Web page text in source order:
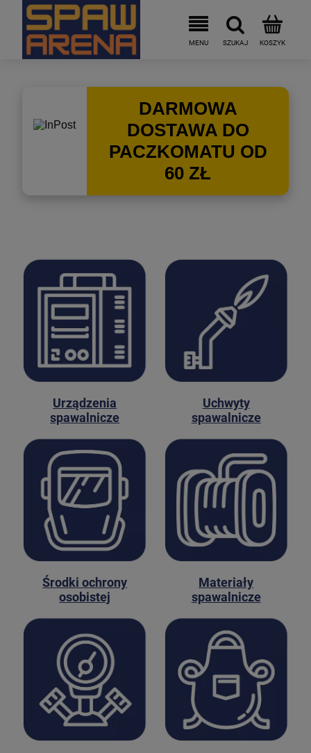
DARMOWA
DOSTAWA DO
PACZKOMATU OD
60 ZŁ
Urządzenia
spawalnicze
Uchwyty
spawalnicze
Środki ochrony
osobistej
Materiały
spawalnicze